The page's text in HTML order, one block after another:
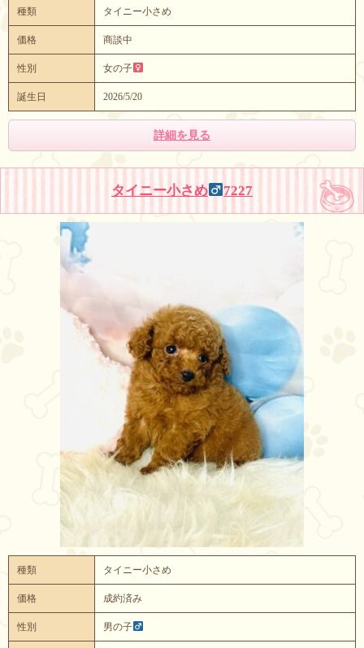
種類 タイニー小さめ
価格 商談中
性別 女の子
誕生日 2026/5/20
詳細を見る
タイニー小さめ 7227
種類 タイニー小さめ
価格 成約済み
性別 男の子